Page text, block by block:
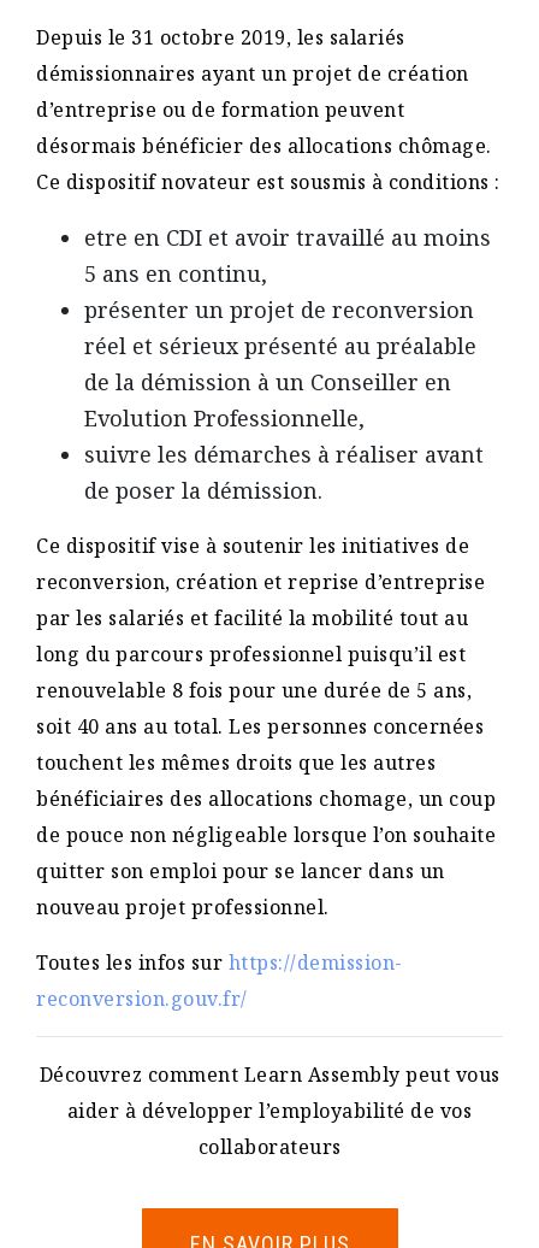
Depuis le 31 octobre 2019, les salariés
démissionnaires ayant un projet de création
d’entreprise ou de formation peuvent
désormais bénéficier des allocations chômage.
Ce dispositif novateur est sousmis à conditions :
etre en CDI et avoir travaillé au moins
5 ans en continu,
présenter un projet de reconversion
réel et sérieux présenté au préalable
de la démission à un Conseiller en
Evolution Professionnelle,
suivre les démarches à réaliser avant
de poser la démission.
Ce dispositif vise à soutenir les initiatives de
reconversion, création et reprise d’entreprise
par les salariés et facilité la mobilité tout au
long du parcours professionnel puisqu’il est
renouvelable 8 fois pour une durée de 5 ans,
soit 40 ans au total. Les personnes concernées
touchent les mêmes droits que les autres
bénéficiaires des allocations chomage, un coup
de pouce non négligeable lorsque l’on souhaite
quitter son emploi pour se lancer dans un
nouveau projet professionnel.
Toutes les infos sur https://demission-
reconversion.gouv.fr/
Découvrez comment Learn Assembly peut vous
aider à développer l’employabilité de vos
collaborateurs